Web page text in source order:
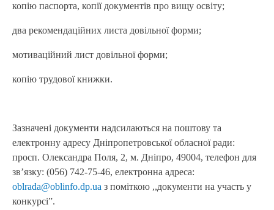
копію паспорта, копії документів про вищу освіту;
два рекомендаційних листа довільної форми;
мотиваційний лист довільної форми;
копію трудової книжки.
Зазначені документи надсилаються на поштову та
електронну адресу Дніпропетровської обласної ради:
просп. Олександра Поля, 2, м. Дніпро, 49004, телефон для
зв’язку: (056) 742-75-46, електронна адреса:
oblrada@oblinfo.dp.ua з поміткою ,,документи на участь у
конкурсі”.